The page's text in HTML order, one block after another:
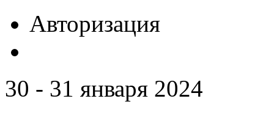
Авторизация
30 - 31 января 2024